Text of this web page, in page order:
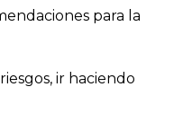
para la
ir haciendo